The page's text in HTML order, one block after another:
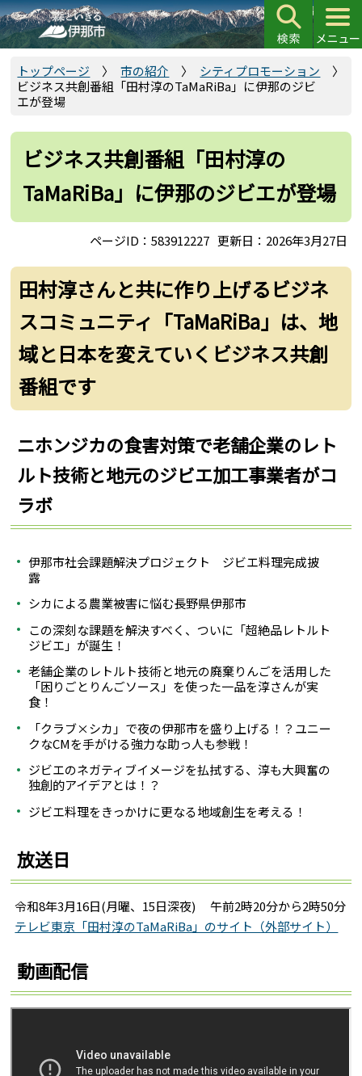
こ
の
ペ
先
トップページ 市の紹介
シティプロモーション
ビジネス共創番組「田村淳のTaMaRiBa」に伊那のジビ
エが登場
ビジネス共創番組「田村淳の
TaMaRiBa」に伊那のジビエが登場
ページID：583912227 更新日：2026年3月27日
田村淳さんと共に作り上げるビジネ
スコミュニティ「TaMaRiBa」は、地
域と日本を変えていくビジネス共創
番組です
ニホンジカの食害対策で老舗企業のレト
ルト技術と地元のジビエ加工事業者がコ
ラボ
伊那市社会課題解決プロジェクト ジビエ料理完成披
露
シカによる農業被害に悩む長野県伊那市
この深刻な課題を解決すべく、ついに「超絶品レトルト
ジビエ」が誕生！
老舗企業のレトルト技術と地元の廃棄りんごを活用した
「困りごとりんごソース」を使った一品を淳さんが実
食！
「クラブ×シカ」で夜の伊那市を盛り上げる！？ユニー
クなCMを手がける強力な助っ人も参戦！
ジビエのネガティブイメージを払拭する、淳も大興奮の
独創的アイデアとは！？
ジビエ料理をきっかけに更なる地域創生を考える！
放送日
令和8年3月16日(月曜、15日深夜) 午前2時20分から2時50分
テレビ東京「田村淳のTaMaRiBa」のサイト（外部サイト）
動画配信